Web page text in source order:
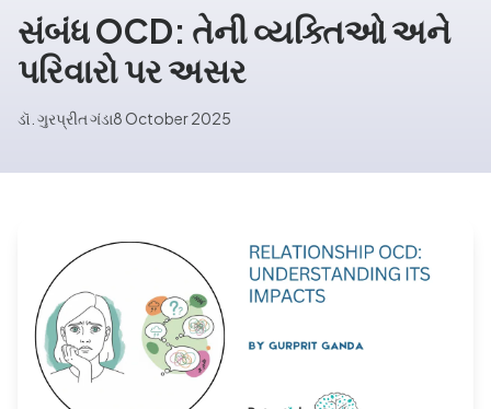
Careers
Blog
સંબંધ OCD: તેની વ્યક્તિઓ અને
પરિવારો પર અસર
ડૉ. ગુરપ્રીત ગંડા8 October 2025